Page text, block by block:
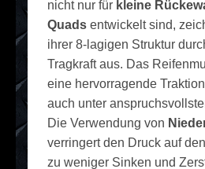
nicht nur für kleine
Quads entwickelt sind,
ihrer 8-lagigen Struktur
Tragkraft aus. Das
eine hervorragende
auch unter
Die Verwendung von
verringert den Druck auf
zu weniger Sinken und